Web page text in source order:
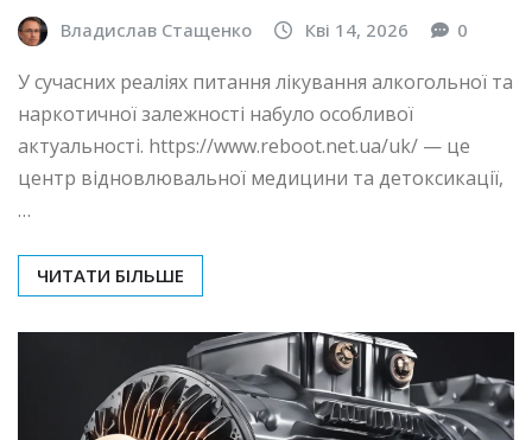
Владислав Стащенко Кві 14, 2026 0
У сучасних реаліях питання лікування алкогольної та
наркотичної залежності набуло особливої
актуальності. https://www.reboot.net.ua/uk/ — це
центр відновлювальної медицини та детоксикації,
…
ЧИТАТИ БІЛЬШЕ